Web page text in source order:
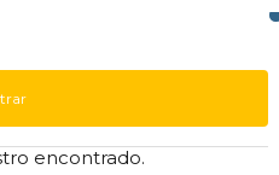
encontrado.